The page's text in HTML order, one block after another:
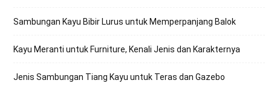
Sambungan Kayu Bibir Lurus untuk Memperpanjang Balok
Kayu Meranti untuk Furniture, Kenali Jenis dan Karakternya
Jenis Sambungan Tiang Kayu untuk Teras dan Gazebo